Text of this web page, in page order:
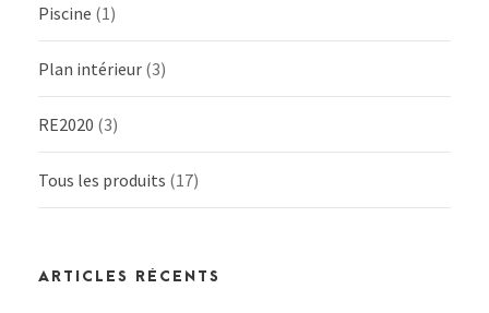
Piscine (1)
Plan intérieur (3)
RE2020 (3)
Tous les produits (17)
ARTICLES RÉCENTS